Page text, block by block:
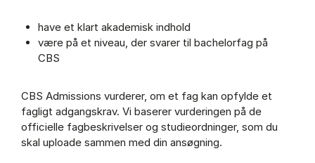
have et klart akademisk indhold
være på et niveau, der svarer til bachelorfag på
CBS
CBS Admissions vurderer, om et fag kan opfylde et
fagligt adgangskrav. Vi baserer vurderingen på de
officielle fagbeskrivelser og studieordninger, som du
skal uploade sammen med din ansøgning.